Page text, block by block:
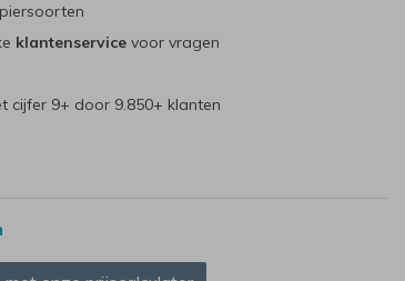
klantenservicevoor vragen
cijfer 9+ door 9.850+ klanten